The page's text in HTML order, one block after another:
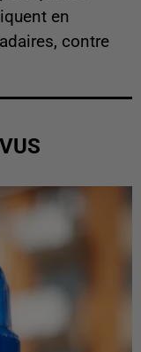
en
contre